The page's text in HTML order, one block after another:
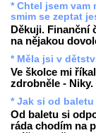
* Chtel jsem
smim se zeptat
Děkuji. Finanční
na nějakou
* Měla jsi v
Ve školce mi
zdrobněle - Niky.
* Jak si od
Od baletu si
ráda chodím na